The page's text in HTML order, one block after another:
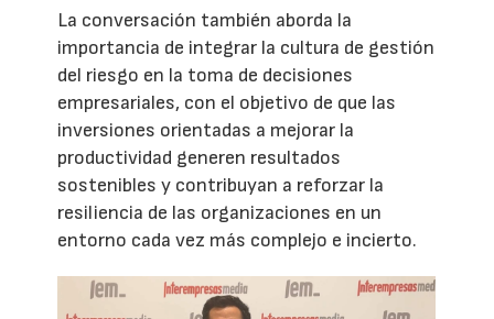
La conversación también aborda la
importancia de integrar la cultura de gestión
del riesgo en la toma de decisiones
empresariales, con el objetivo de que las
inversiones orientadas a mejorar la
productividad generen resultados
sostenibles y contribuyan a reforzar la
resiliencia de las organizaciones en un
entorno cada vez más complejo e incierto.